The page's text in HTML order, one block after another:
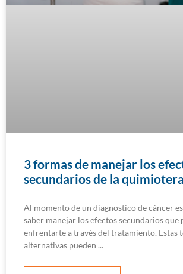
3 formas de manejar los
secundarios de la
Al momento de un diagnostico de cáncer
saber manejar los efectos secundarios que
enfrentarte a través del tratamiento. Estas
alternativas pueden